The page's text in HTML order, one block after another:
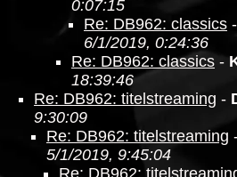
0:07:15
Re: DB962: classics
6/1/2019, 0:24:36
Re: DB962: classics -
18:39:46
Re: DB962: titelstreaming -
9:30:09
Re: DB962: titelstreaming
5/1/2019, 9:45:04
Re: DB962: